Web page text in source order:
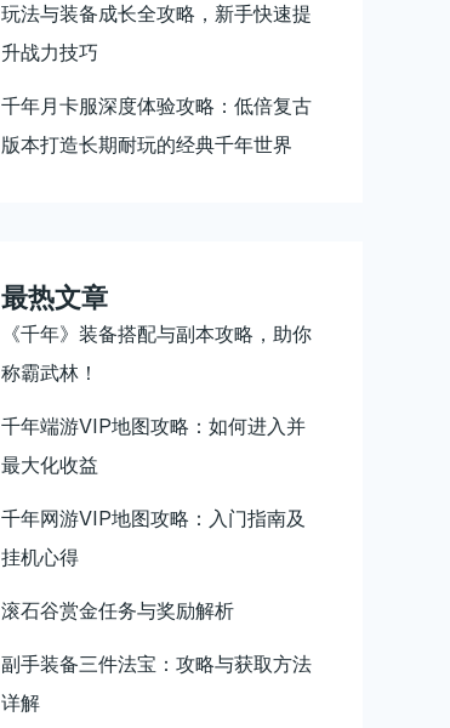
玩法与装备成长全攻略，新手快速提
升战力技巧
千年月卡服深度体验攻略：低倍复古
版本打造长期耐玩的经典千年世界
最热文章
《千年》装备搭配与副本攻略，助你
称霸武林！
千年端游VIP地图攻略：如何进入并
最大化收益
千年网游VIP地图攻略：入门指南及
挂机心得
滚石谷赏金任务与奖励解析
副手装备三件法宝：攻略与获取方法
详解